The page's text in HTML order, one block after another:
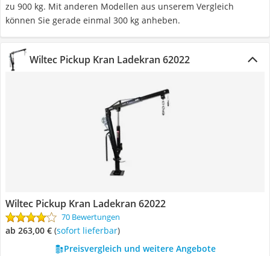
zu 900 kg. Mit anderen Modellen aus unserem Vergleich
können Sie gerade einmal 300 kg anheben.
Wiltec Pickup Kran Ladekran 62022
Wiltec Pickup Kran Ladekran 62022
70 Bewertungen
ab 263,00 € ( Sofort lieferbar)
Preisvergleich und weitere Angebote